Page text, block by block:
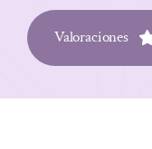
Valoraciones